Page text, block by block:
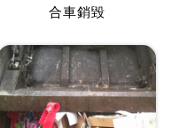
合車銷毀